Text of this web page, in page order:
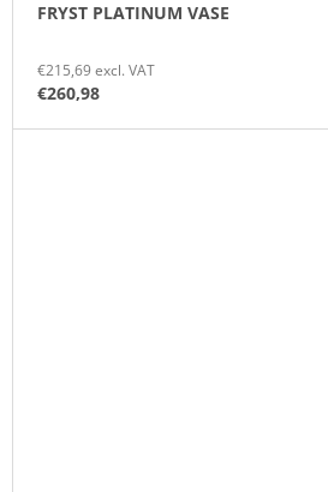
FRYST PLATINUM VASE
€215,69 excl. VAT
€260,98